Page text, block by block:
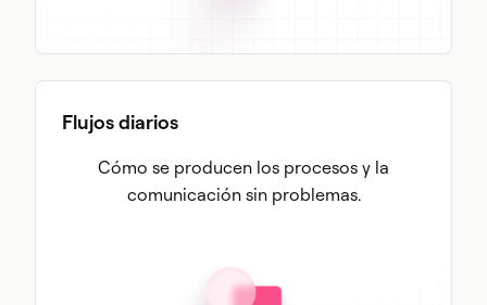
Flujos diarios
Cómo se producen los procesos y la
comunicación sin problemas.